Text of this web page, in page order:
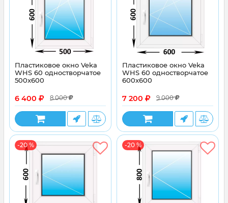
Пластиковое окно Veka
WHS 60 одностворчатое
500x600
6 400 8 000
Пластиковое окно Veka
WHS 60 одностворчатое
600x600
7 200 9 000
-20 % -20 %